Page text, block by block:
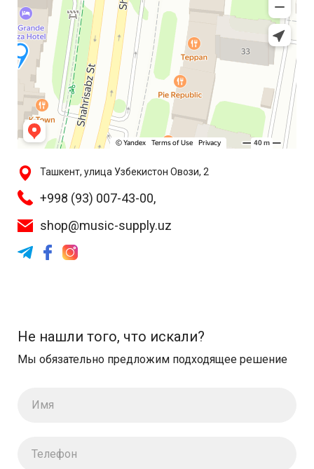
Ташкент, улица Узбекистон Овози, 2
+998 (93) 007-43-00,
shop@music-supply.uz
Не нашли того, что искали?
Мы обязательно предложим подходящее решение